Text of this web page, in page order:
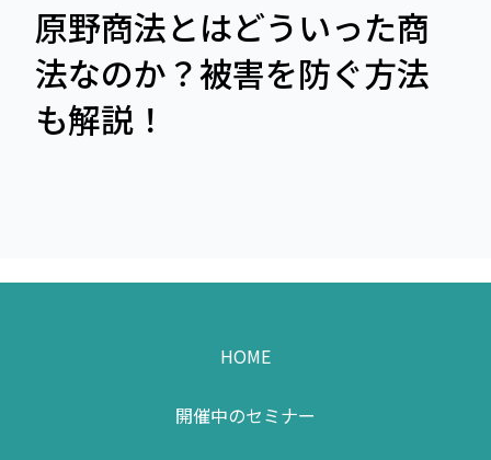
原野商法とはどういった商
法なのか？被害を防ぐ方法
も解説！
HOME
開催中のセミナー